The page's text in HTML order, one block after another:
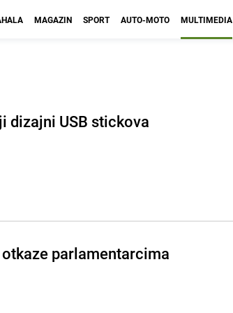
MAGAZIN SPORT AUTO-MOTO MULTIMEDIA
dizajni USB stickova
parlamentarcima